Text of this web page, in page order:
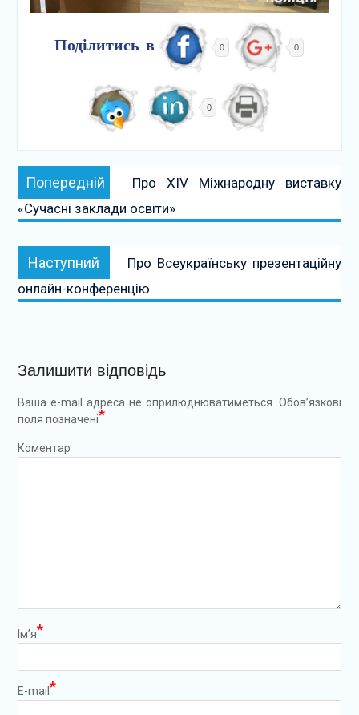
Поділитись в 0 0
0
Навігація
записів
Попередній Попередній:
Про XIV Міжнародну виставку
«Сучасні заклади освіти»
Наступний Наступний:
Про Всеукраїнську презентаційну
онлайн-конференцію
Залишити відповідь
Ваша e-mail адреса не оприлюднюватиметься. Обов’язкові
поля позначені*
Коментар
Ім’я*
E-mail *